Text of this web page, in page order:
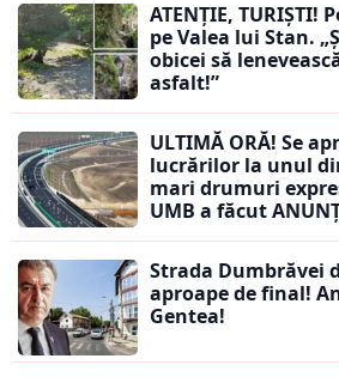
ATENȚIE, TURIȘTI!
pe Valea lui Stan.
obicei să
asfalt!”
ULTIMĂ ORĂ! Se
lucrărilor la unul
mari drumuri
UMB a făcut
Strada Dumbrăvei
aproape de final!
Gentea!